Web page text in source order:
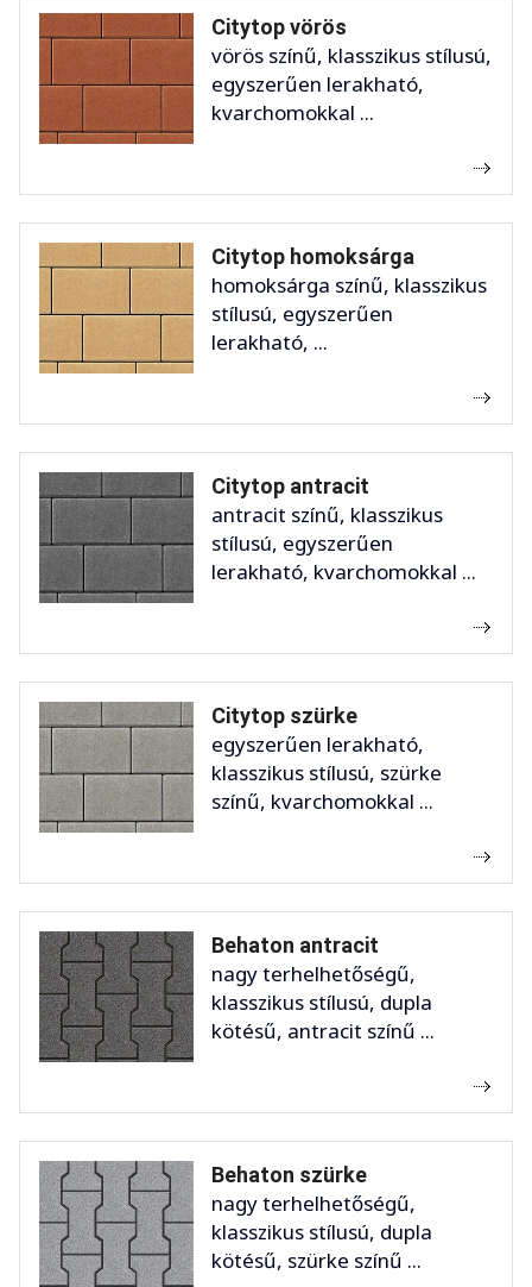
Citytop vörös
vörös színű, klasszikus stílusú,
egyszerűen lerakható,
kvarchomokkal ...
Citytop homoksárga
homoksárga színű, klasszikus
stílusú, egyszerűen
lerakható, ...
Citytop antracit
antracit színű, klasszikus
stílusú, egyszerűen
lerakható, kvarchomokkal ...
Citytop szürke
egyszerűen lerakható,
klasszikus stílusú, szürke
színű, kvarchomokkal ...
Behaton antracit
nagy terhelhetőségű,
klasszikus stílusú, dupla
kötésű, antracit színű ...
Behaton szürke
nagy terhelhetőségű,
klasszikus stílusú, dupla
kötésű, szürke színű ...